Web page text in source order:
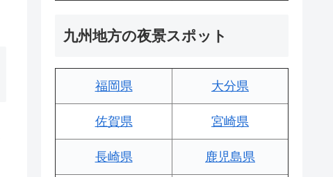
九州地方の夜景スポット
福岡県 大分県
佐賀県 宮崎県
長崎県 鹿児島県